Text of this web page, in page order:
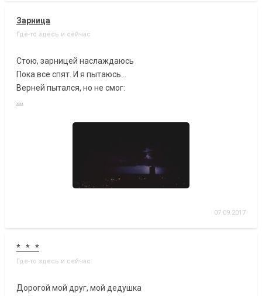
Зарница
Где-то здесь и сейчас
Стою, зарницей наслаждаюсь
Пока все спят. И я пытаюсь...
Верней пытался, но не смог:
07.09.2017
* * *
Где-то здесь и сейчас
Дорогой мой друг, мой дедушка